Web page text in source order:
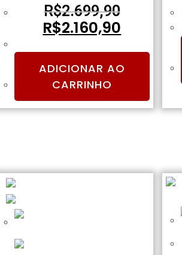
R$2.699,90
R$2.160,90
ADICIONAR AO
CARRINHO